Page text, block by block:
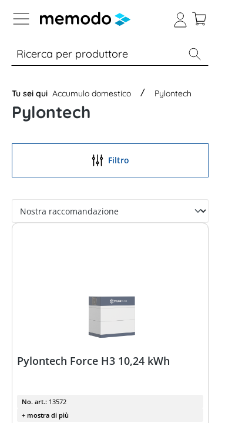
Skip to B2B platform navigation
% Sale Moduli
Tu sei qui Accumulo domestico Pylontech
Pylontech
Filtro
Pylontech Force H3 10,24 kWh
No. art.: 13572
+ mostra di più